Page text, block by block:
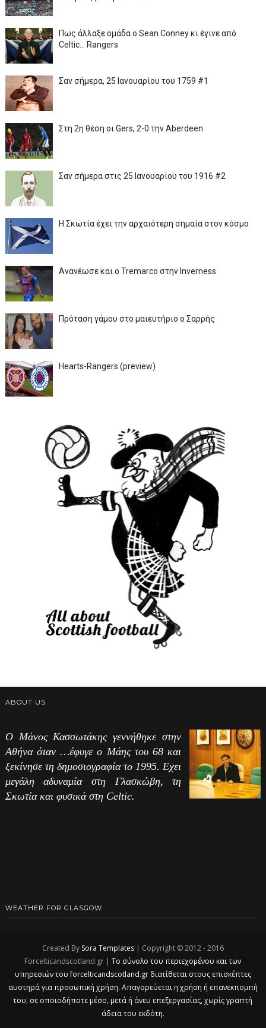
Πως άλλαξε ομάδα ο Sean Conney κι έγινε από
Celtic... Rangers
Σαν σήμερα, 25 Ιανουαρίου του 1759 #1
Στη 2η θέση οι Gers, 2-0 την Aberdeen
Σαν σήμερα στις 25 Ιανουαρίου του 1916 #2
Η Σκωτία έχει την αρχαιότερη σημαία στον κόσμο
Ανανέωσε και ο Tremarco στην Inverness
Πρόταση γάμου στο μαιευτήριο ο Σαρρής
Hearts-Rangers (preview)
ABOUT US
Ο Μάνος Κασσωτάκης γεννήθηκε στην
Αθήνα όταν …έφυγε ο Μάης του 68 και
ξεκίνησε τη δημοσιογραφία το 1995. Εχει
μεγάλη αδυναμία στη Γλασκώβη, τη
Σκωτία και φυσικά στη Celtic.
WEATHER FOR GLASGOW
Created By Sora Templates| Copyright © 2012 - 2016
Forcelticandscotland.gr |Το σύνολο του περιεχομένου και των
υπηρεσιών του forcelticandscotland.gr διατίθεται στους επισκέπτες
αυστηρά για προσωπική χρήση. Απαγορεύεται η χρήση ή επανεκπομπή
του, σε οποιοδήποτε μέσο, μετά ή άνευ επεξεργασίας, χωρίς γραπτή
άδεια του εκδότη.